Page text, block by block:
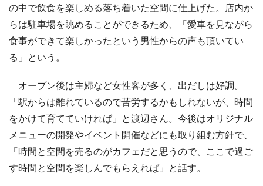
の中で飲食を楽しめる落ち着いた空間に仕上げた。店内か
らは駐車場を眺めることができるため、「愛車を見ながら
食事ができて楽しかったという男性からの声も頂いてい
る」という。
オープン後は主婦など女性客が多く、出だしは好調。
「駅からは離れているので苦労するかもしれないが、時間
をかけて育てていければ」と渡辺さん。今後はオリジナル
メニューの開発やイベント開催などにも取り組む方針で、
「時間と空間を売るのがカフェだと思うので、ここで過ご
す時間と空間を楽しんでもらえれば」と話す。